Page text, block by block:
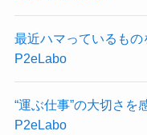
最近ハマっているも
P2eLabo
“運ぶ仕事”の大切さ
P2eLabo